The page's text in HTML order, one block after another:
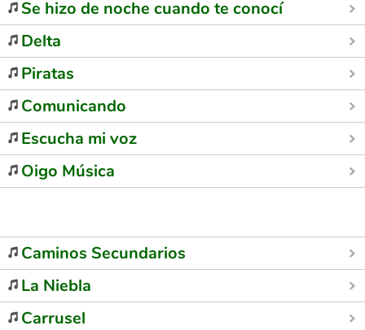
Se hizo de noche cuando te conocí
Delta
Piratas
Comunicando
Escucha mi voz
Oigo Música
Caminos Secundarios
La Niebla
Carrusel